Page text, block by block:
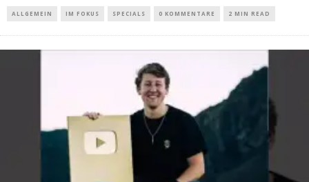
ALLGEMEIN IM FOKUS SPECIALS 0 KOMMENTARE 2 MIN READ